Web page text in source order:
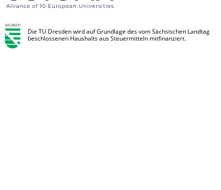
Die TU Dresden wird auf Grundlage des vom Sächsischen Landtag
beschlossenen Haushalts aus Steuermitteln mitfinanziert.